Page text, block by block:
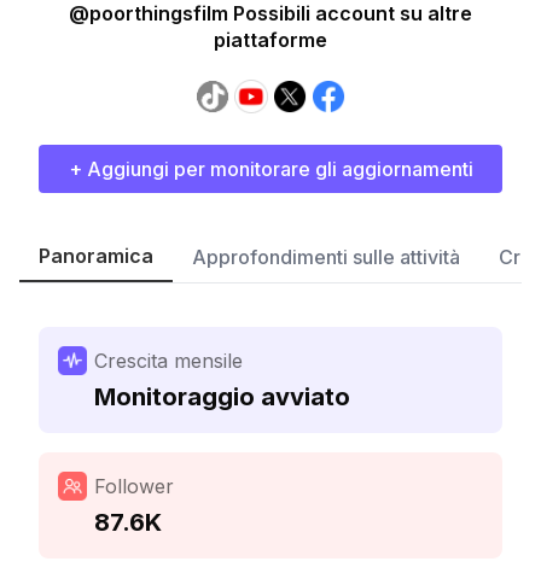
@poorthingsfilm Possibili account su altre
piattaforme
+ Aggiungi per monitorare gli aggiornamenti
Panoramica Approfondimenti sulle attività
Crescita mensile
Monitoraggio avviato
Follower
87.6K